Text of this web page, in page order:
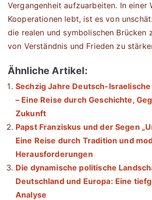
Vergangenheit aufzuarbeiten. In einer
Kooperationen lebt, ist es von
die realen und symbolischen Brücken
von Verständnis und Frieden zu
Ähnliche Artikel:
Sechzig Jahre Deutsch-
– Eine Reise durch Geschichte,
Zukunft
Papst Franziskus und der Segen
Eine Reise durch Tradition und
Herausforderungen
Die dynamische politische
Deutschland und Europa: Eine
Analyse